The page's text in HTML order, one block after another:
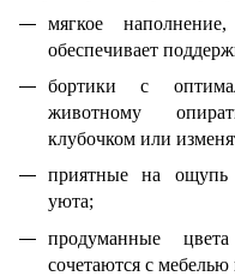
мягкое
обеспечивает
бортики с
животному
клубочком или
приятные на ощупь
уюта;
продуманные
сочетаются с